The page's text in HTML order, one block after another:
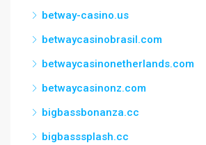
betway-casino.us
betwaycasinobrasil.com
betwaycasinonetherlands.com
betwaycasinonz.com
bigbassbonanza.cc
bigbasssplash.cc